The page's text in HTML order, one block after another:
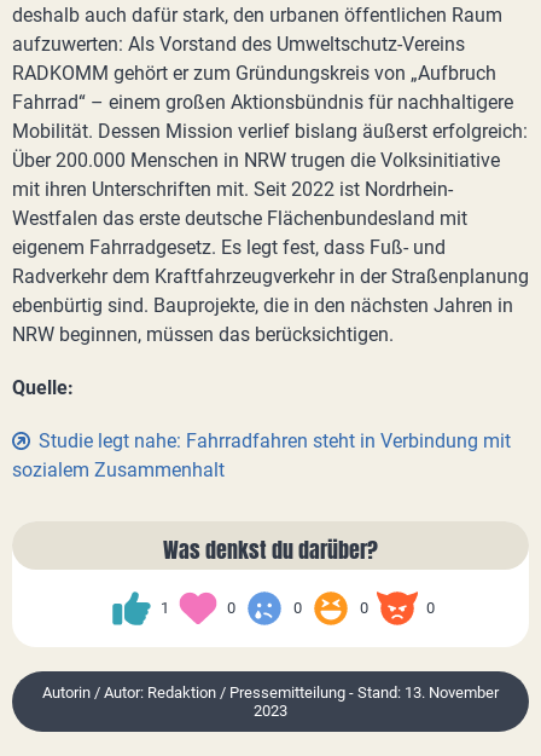
deshalb auch dafür stark, den urbanen öffentlichen Raum
aufzuwerten: Als Vorstand des Umweltschutz-Vereins
RADKOMM gehört er zum Gründungskreis von „Aufbruch
Fahrrad“ – einem großen Aktionsbündnis für nachhaltigere
Mobilität. Dessen Mission verlief bislang äußerst erfolgreich:
Über 200.000 Menschen in NRW trugen die Volksinitiative
mit ihren Unterschriften mit. Seit 2022 ist Nordrhein-
Westfalen das erste deutsche Flächenbundesland mit
eigenem Fahrradgesetz. Es legt fest, dass Fuß- und
Radverkehr dem Kraftfahrzeugverkehr in der Straßenplanung
ebenbürtig sind. Bauprojekte, die in den nächsten Jahren in
NRW beginnen, müssen das berücksichtigen.
Quelle:
Studie legt nahe: Fahrradfahren steht in Verbindung mit
sozialem Zusammenhalt
Was denkst du darüber?
1 0 0 0 0
Autorin / Autor: Redaktion / Pressemitteilung - Stand: 13. November
2023